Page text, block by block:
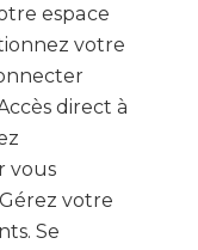
espace
votre
direct à
vous
votre
Se